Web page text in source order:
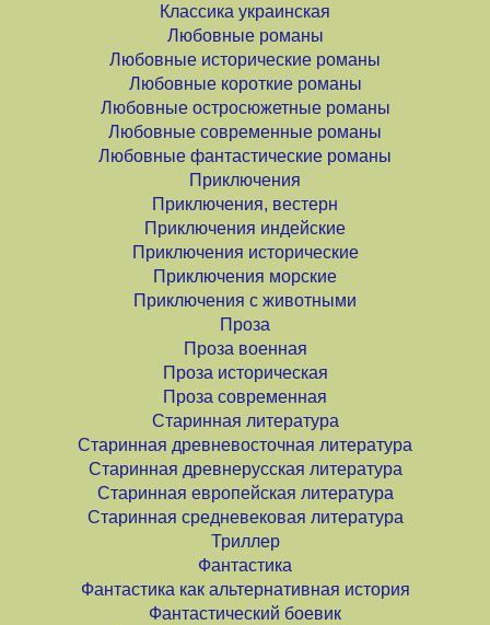
Классика украинская
Любовные романы
Любовные исторические романы
Любовные короткие романы
Любовные остросюжетные романы
Любовные современные романы
Любовные фантастические романы
Приключения
Приключения, вестерн
Приключения индейские
Приключения исторические
Приключения морские
Приключения с животными
Проза
Проза военная
Проза историческая
Проза современная
Старинная литература
Старинная древневосточная литература
Старинная древнерусская литература
Старинная европейская литература
Старинная средневековая литература
Триллер
Фантастика
Фантастика как альтернативная история
Фантастический боевик